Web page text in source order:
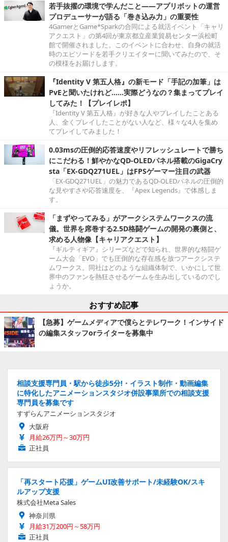
若手抜擢の環境で学んだこと――アプリボットの運営
プロデューサーが語る「巻き込み力」の重要性
4GamerとGame*Sparkの合同による就活イベント「キャリ
アクエスト」の第4回が東京都立産業貿易センター浜松町
館で開催されました。このイベントに合わせ、自身の就活
時のエピソードを若手クリエイターに聞いてみたので、そ
の模様をお届けします。
『Identity V 第五人格』の新モード「手記の加筆」は
PvEと聞いたけれど……実際どうなの？集まってプレイ
してみた！【プレイレポ】
『Identity V 第五人格』が好きな人やプレイしたことある
人、全くプレイしたことがない人など、様々な4人を集め
てプレイしてみました！
0.03msの圧倒的応答速度やリフレッシュレートで勝ち
にこだわる！鮮やかなQD-OLEDパネル搭載のGigaCry
sta「EX-GDQ271UEL」はFPSゲーマー注目の武器
「EX-GDQ271UEL」の魅力であるQD-OLEDパネルの圧倒的
な見やすさや応答速度を、『Apex Legends』で体感しま
す。
「まずやってみる」がアークシステムワークスの流
儀。世界を席巻する2.5D格闘ゲームの開発の裏側と、
求める人物像【キャリアクエスト】
『ギルティギア』シリーズなどで知られ、世界的な格闘ゲ
ーム大会「EVO」でも圧倒的な存在感を放つアークシステ
ムワークス。同社はどのような組織体制で、いかにして世
界中のファンを熱狂させるゲームを生み出しているのでし
ょうか。
おすすめ記事
【急募】ゲームメディアで僕らとテレワーク！インサイド
の編集スタッフorライターを募集中
相談支援専門員・駅から徒歩5分!・イラスト制作・動画編集
に特化したアニメーションスタジオ併設事業所での相談支援
専門員を募集です
すずらんアニメーションスタジオ
大阪府
月給26万円～30万円
正社員
「再スタート応援」ゲームUI改善サポート/未経験OK/スキ
ルアップ支援
株式会社Meta Sales
神奈川県
月給31万200円～58万円
正社員